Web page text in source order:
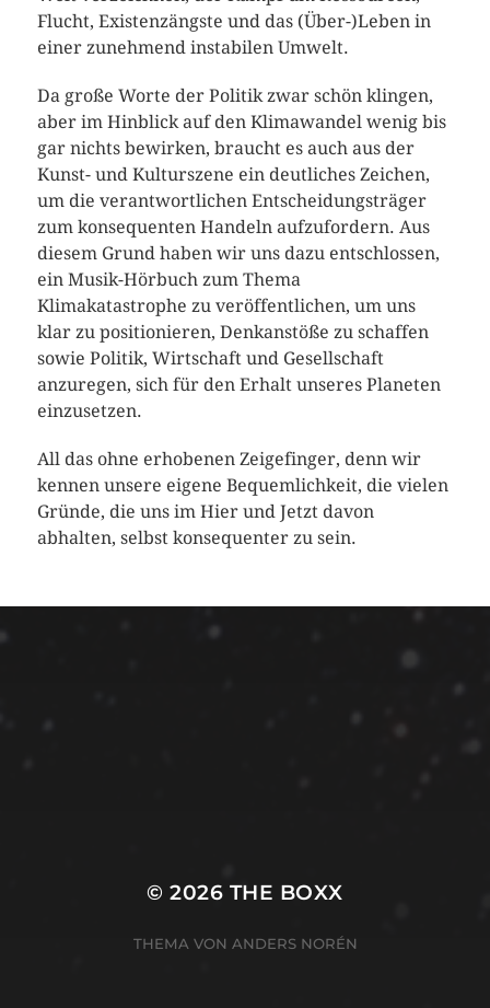
Flucht, Existenzängste und das (Über-)Leben in
einer zunehmend instabilen Umwelt.
Da große Worte der Politik zwar schön klingen,
aber im Hinblick auf den Klimawandel wenig bis
gar nichts bewirken, braucht es auch aus der
Kunst- und Kulturszene ein deutliches Zeichen,
um die verantwortlichen Entscheidungsträger
zum konsequenten Handeln aufzufordern. Aus
diesem Grund haben wir uns dazu entschlossen,
ein Musik-Hörbuch zum Thema
Klimakatastrophe zu veröffentlichen, um uns
klar zu positionieren, Denkanstöße zu schaffen
sowie Politik, Wirtschaft und Gesellschaft
anzuregen, sich für den Erhalt unseres Planeten
einzusetzen.
All das ohne erhobenen Zeigefinger, denn wir
kennen unsere eigene Bequemlichkeit, die vielen
Gründe, die uns im Hier und Jetzt davon
abhalten, selbst konsequenter zu sein.
Impressum
© 2026 THE BOXX
THEMA VON ANDERS NORÉN